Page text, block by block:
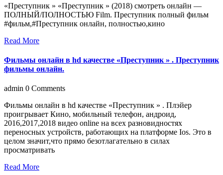
«Преступник » «Преступник » (2018) смотреть онлайн —
ПОЛНЫЙ/ПОЛНОСТЬЮ Film. Преступник полный фильм
#фильм,#Преступник онлайн, полностью,кино
Read More
Фильмы онлайн в hd качестве «Преступник » . Преступник
фильмы онлайн.
admin 0 Comments
Фильмы онлайн в hd качестве «Преступник » . Плэйер
проигрывает Кино, мобильный телефон, андроид,
2016,2017,2018 видео online на всех разновидностях
переносных устройств, работающих на платформе Ios. Это в
целом значит,что прямо безотлагательно в силах
просматривать
Read More